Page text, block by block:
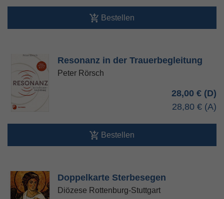
Bestellen
Resonanz in der Trauerbegleitung
Peter Rörsch
28,00 €
28,80 €
Bestellen
Doppelkarte Sterbesegen
Diözese Rottenburg-Stuttgart